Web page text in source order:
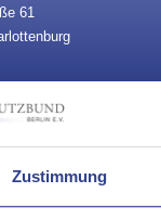
Zustimmung
61